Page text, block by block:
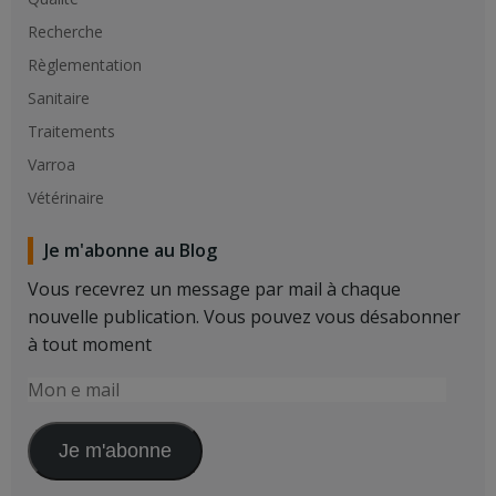
Recherche
Règlementation
Sanitaire
Traitements
Varroa
Vétérinaire
Je m'abonne au Blog
Vous recevrez un message par mail à chaque
nouvelle publication. Vous pouvez vous désabonner
à tout moment
Mon
mail Je m'abonne